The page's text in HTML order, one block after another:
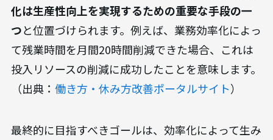
化は生産性向上を実現するための重要な手段の一
つと位置づけられます。例えば、業務効率化によっ
て残業時間を月間20時間削減できた場合、これは
投入リソースの削減に成功したことを意味します。
（出典： 働き方・休み方改善ポータルサイト）
最終的に目指すべきゴールは、効率化によって生み